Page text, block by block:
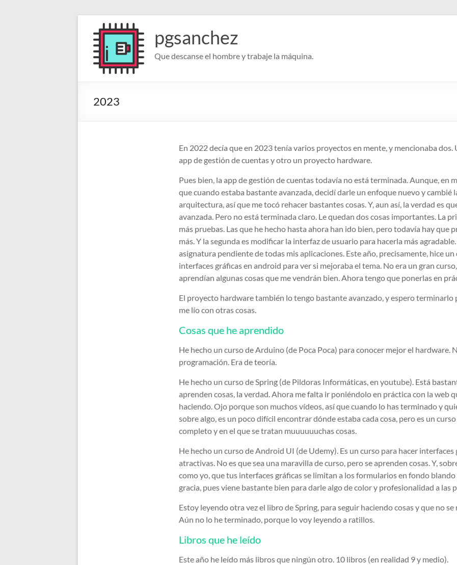
contenido
pgsanchez
Que descanse el hombre y trabaje la máquina.
2023
En 2022 decía que en 2023 tenía varios proyectos en mente, y mencionaba dos.
app de gestión de cuentas y otro un proyecto hardware.
Pues bien, la app de gestión de cuentas todavía no está terminada. Aunque, en
que cuando estaba bastante avanzada, decidí darle un enfoque nuevo y cambié
arquitectura, así que me tocó rehacer bastantes cosas. Y, aun así, la verdad es
avanzada. Pero no está terminada claro. Le quedan dos cosas importantes. La
más pruebas. Las que he hecho hasta ahora han ido bien, pero todavía hay que
más. Y la segunda es modificar la interfaz de usuario para hacerla más agradable.
asignatura pendiente de todas mis aplicaciones. Este año, precisamente, hice un
interfaces gráficas en android para ver si mejoraba el tema. No era un gran
aprendían algunas cosas que me vendrán bien. Ahora tengo que ponerlas en
El proyecto hardware también lo tengo bastante avanzado, y espero terminarlo
me lío con otras cosas.
Cosas que he aprendido
He hecho un curso de Arduino (de Poca Poca) para conocer mejor el hardware.
programación. Era de teoría.
He hecho un curso de Spring (de Pildoras Informáticas, en youtube). Está
aprenden cosas, la verdad. Ahora me falta ir poniéndolo en práctica con la web
haciendo. Ojo porque son muchos vídeos, así que cuando lo has terminado y
sobre algo, es un poco difícil encontrar dónde estaba cada cosa, pero es un
completo y en el que se tratan muuuuuuchas cosas.
He hecho un curso de Android UI (de Udemy). Es un curso para hacer interfaces
atractivas. No es que sea una maravilla de curso, pero se aprenden cosas. Y,
como yo, que tus interfaces gráficas se limitan a los formularios en fondo
gracia, pues viene bastante bien para darle algo de color y profesionalidad a las
Estoy leyendo otra vez el libro de Spring, para seguir haciendo cosas y que no se
Aún no lo he terminado, porque lo voy leyendo a ratillos.
Libros que he leído
Este año he leído más libros que ningún otro. 10 libros (en realidad 9 y medio).